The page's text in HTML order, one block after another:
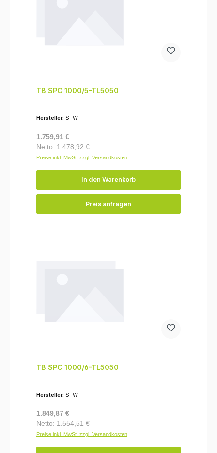
TB SPC 1000/5-TL5050
Hersteller: STW
Regulärer Preis:
1.759,91 €
Netto: 1.478,92 €
Preise inkl. MwSt. zzgl. Versandkosten
In den Warenkorb
Preis anfragen
TB SPC 1000/6-TL5050
Hersteller: STW
Regulärer Preis:
1.849,87 €
Netto: 1.554,51 €
Preise inkl. MwSt. zzgl. Versandkosten